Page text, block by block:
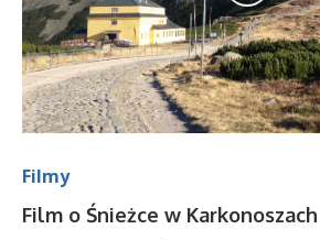
Filmy
Film o Śnieżce w Karkonoszach